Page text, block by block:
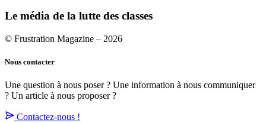
Le média de la lutte des classes
© Frustration Magazine – 2026
Nous contacter
Une question à nous poser ? Une information à nous communiquer
? Un article à nous proposer ?
Contactez-nous !